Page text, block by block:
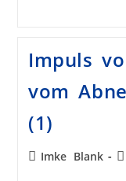
Impuls
vom
(1)
Imke Blank